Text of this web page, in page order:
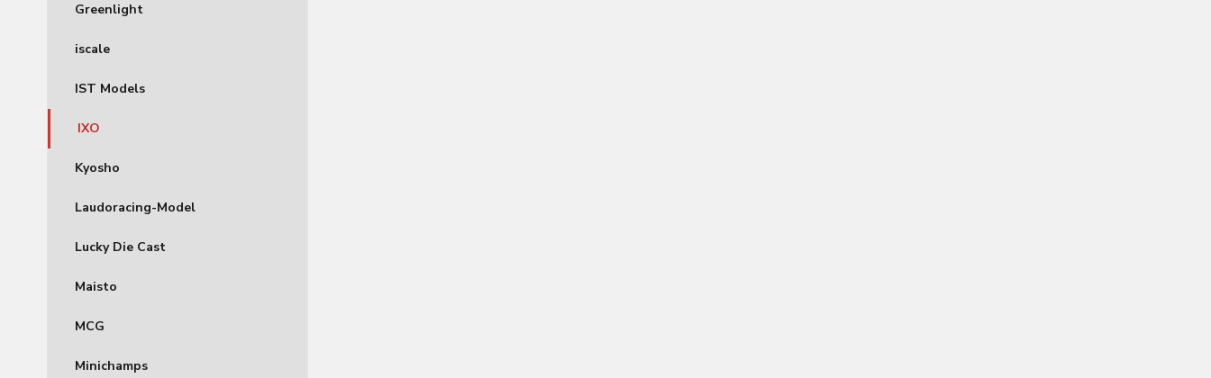
Greenlight
iscale
IST Models
IXO
Kyosho
Laudoracing-Model
Lucky Die Cast
Maisto
MCG
Minichamps